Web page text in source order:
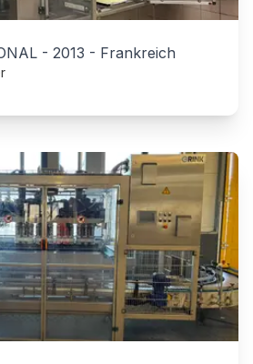
- 2013 - Frankreich